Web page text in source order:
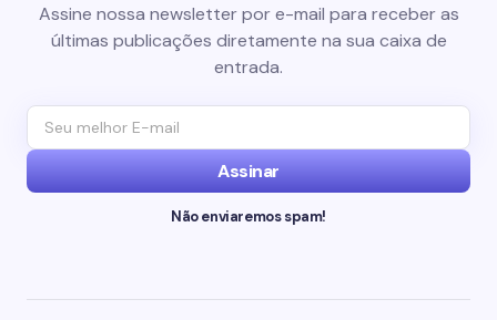
Assine nossa newsletter por e-mail para receber as
últimas publicações diretamente na sua caixa de
entrada.
Assinar
Não enviaremos spam!